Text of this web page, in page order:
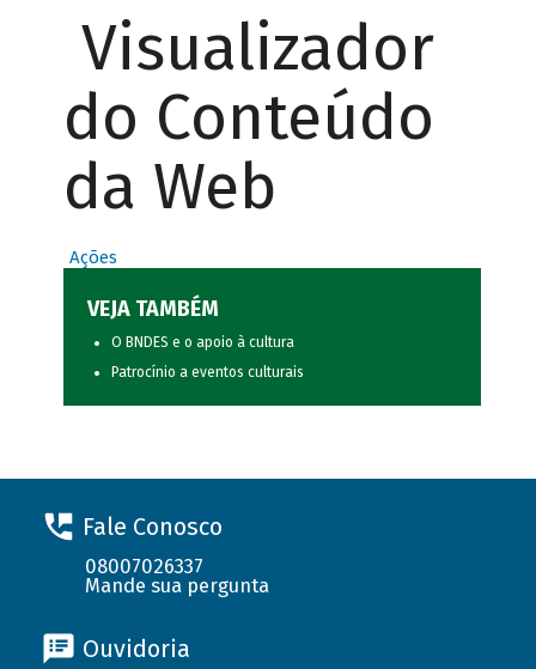
Visualizador
do Conteúdo
da Web
Ações
VEJA TAMBÉM
O BNDES e o apoio à cultura
Patrocínio a eventos culturais
Fale Conosco
08007026337
Mande sua pergunta
Ouvidoria